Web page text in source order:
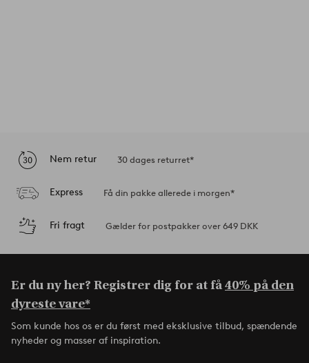
Nem retur 30 dages returret*
Express Få din pakke allerede i morgen*
Fri fragt Gælder for postpakker over 649 DKK
Er du ny her? Registrer dig for at få40% på den
dyreste vare*
Som kunde hos os er du først med eksklusive tilbud, spændende
nyheder og masser af inspiration.